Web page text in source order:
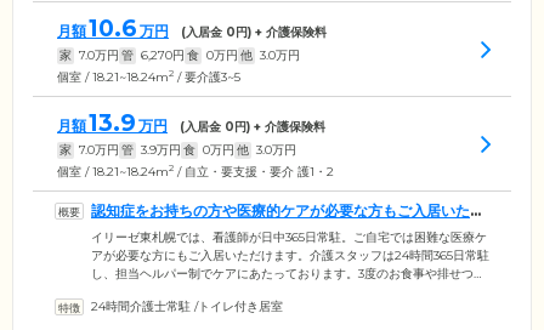
月額10.6 万円 (入居金 0円) + 介護保険料
家 7.0万円 管 6,270円 食 0万円 他 3.0万円
個室 / 18.21~18.24m2 / 要介護3~5
月額13.9 万円 (入居金 0円) + 介護保険料
家 7.0万円 管 3.9万円 食 0万円 他 3.0万円
個室 / 18.21~18.24m2 / 自立・要支援・要介 護1・2
認知症をお持ちの方や医療的ケアが必要な方もご入居いただ
けます
イリーゼ東札幌では、看護師が日中365日常駐。ご自宅では困難な医療ケ
アが必要な方にもご入居いただけます。介護スタッフは24時間365日常駐
し、担当ヘルパー制でケアにあたっております。3度のお食事や排せつ、
方も、安心してお過ごしください。認知症をお持ちの方にも、おだやか
24時間介護士常駐 /トイレ付き居室